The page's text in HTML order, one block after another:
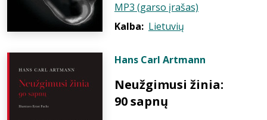
MP3 (garso įrašas)
Kalba: Lietuvių
Hans Carl Artmann
Neužgimusi žinia:
90 sapnų